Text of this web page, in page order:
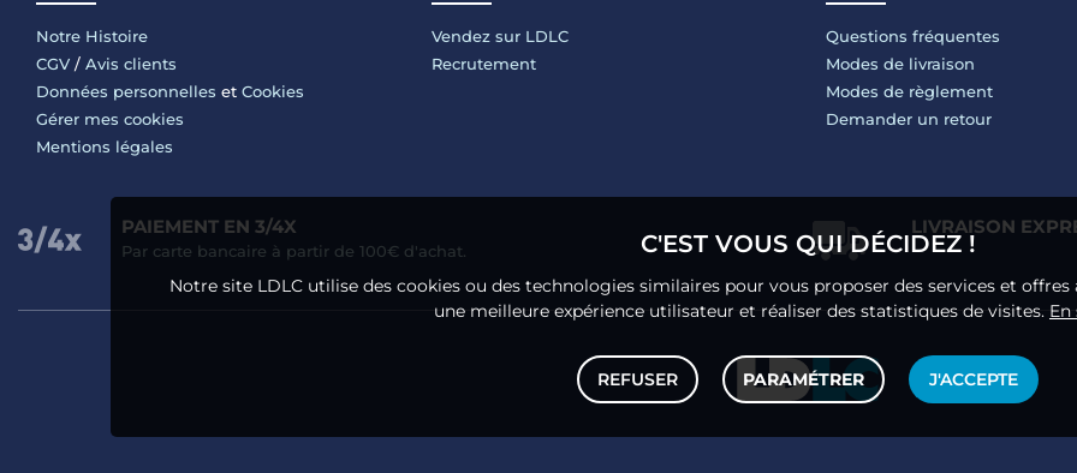
C'EST VOUS QUI DÉCIDEZ !
Notre site LDLC utilise des cookies ou des technologies similaires pour vous proposer des services et
une meilleure expérience utilisateur et réaliser des statistiques de visites. En
REFUSER PARAMÉTRER J'ACCEPTE
Notre Histoire
CGV / Avis clients
Données personnelles et Cookies
Gérer mes cookies
Mentions légales
Vendez sur LDLC
Recrutement
Questions fréquentes
Modes de livraison
Modes de règlement
Demander un retour
PAIEMENT EN 3/4X
Par carte bancaire à partir de 100€ d'achat.
LIVRAISON